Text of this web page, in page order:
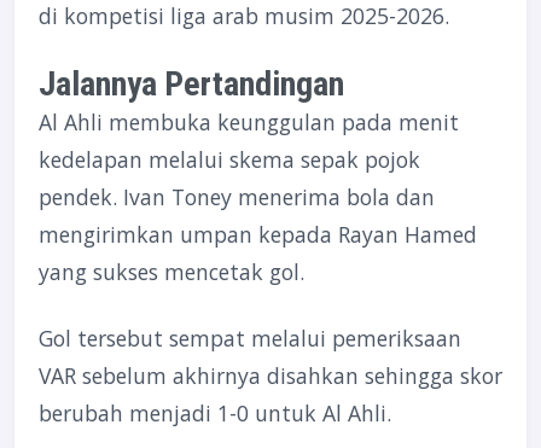
di kompetisi liga arab musim 2025-2026.
Jalannya Pertandingan
Al Ahli membuka keunggulan pada menit
kedelapan melalui skema sepak pojok
pendek. Ivan Toney menerima bola dan
mengirimkan umpan kepada Rayan Hamed
yang sukses mencetak gol.
Gol tersebut sempat melalui pemeriksaan
VAR sebelum akhirnya disahkan sehingga skor
berubah menjadi 1-0 untuk Al Ahli.